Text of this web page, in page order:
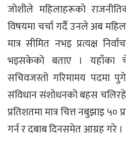
जोशीले महिलाहरूको
विषयमा चर्चा गर्दै उनले अब
मात्र सीमित नभइ प्रत्यक्ष
भइसकेको बताए । यहाँका
सचिवजस्तो गरिमामय पदमा
संविधान संशोधनको बहस
प्रतिशतमा मात्र चित्त नबुझाइ ५०
गर्न र दबाब दिनसमेत आग्रह गरे ।